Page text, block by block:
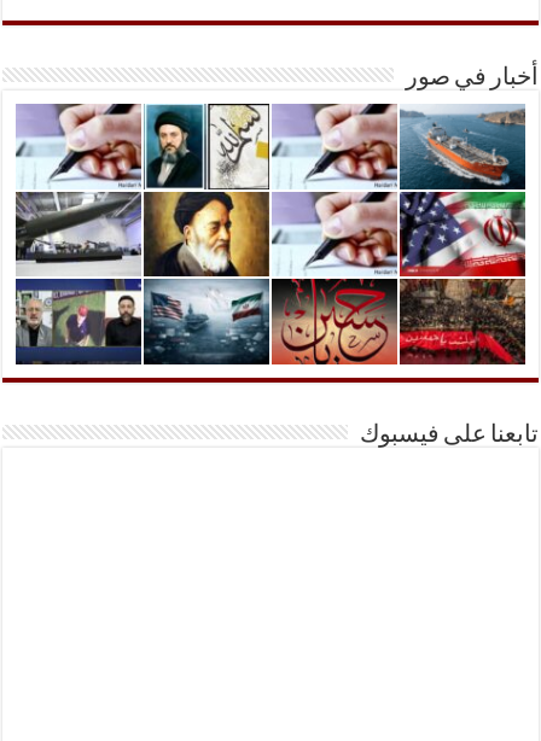
أخبار في صور
تابعنا على فيسبوك